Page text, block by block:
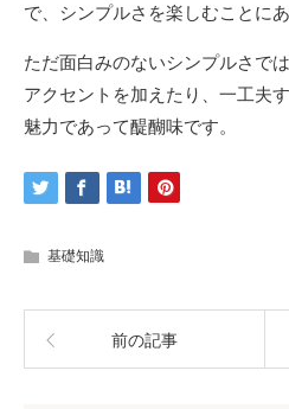
で、シンプルさを楽しむことに
ただ面白みのないシンプルさで
アクセントを加えたり、一工夫
魅力であって醍醐味です。
基礎知識
前の記事